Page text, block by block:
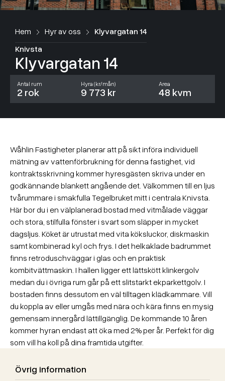
Hem Hyr av oss
Klyvargatan 14
Knivsta
Klyvargatan 14
Antal rum
2 rok
Hyra (kr/mån)
9 773 kr
Area
48 kvm
Wåhlin Fastigheter planerar att på sikt införa individuell
mätning av vattenförbrukning för denna fastighet, vid
kontraktsskrivning kommer hyresgästen skriva under en
godkännande blankett angående det. Välkommen till en ljus
tvårummare i smakfulla Tegelbruket mitt i centrala Knivsta.
Här bor du i en välplanerad bostad med vitmålade väggar
och stora, stilfulla fönster i svart som släpper in mycket
dagsljus. Köket är utrustat med vita köksluckor, diskmaskin
samt kombinerad kyl och frys. I det helkaklade badrummet
finns retroduschväggar i glas och en praktisk
kombitvättmaskin. I hallen ligger ett lättskött klinkergolv
medan du i övriga rum går på ett slitstarkt ekparkettgolv. I
bostaden finns dessutom en väl tilltagen klädkammare. Vill
du koppla av eller umgås med nära och kära finns en mysig
gemensam innergård lättillgänglig. De kommande 10 åren
kommer hyran endast att öka med 2% per år. Perfekt för dig
som vill ha koll på dina framtida utgifter.
Övrig information